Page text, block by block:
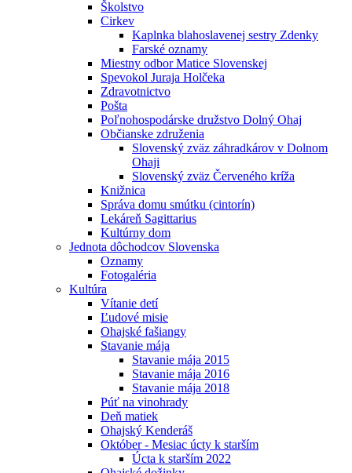
Školstvo
Cirkev
Kaplnka blahoslavenej sestry Zdenky
Farské oznamy
Miestny odbor Matice Slovenskej
Spevokol Juraja Holčeka
Zdravotnictvo
Pošta
Poľnohospodárske družstvo Dolný Ohaj
Občianske združenia
Slovenský zväz záhradkárov v Dolnom
Ohaji
Slovenský zväz Červeného kríža
Knižnica
Správa domu smútku (cintorín)
Lekáreň Sagittarius
Kultúrny dom
Jednota dôchodcov Slovenska
Oznamy
Fotogaléria
Kultúra
Vítanie detí
Ľudové misie
Ohajské fašiangy
Stavanie mája
Stavanie mája 2015
Stavanie mája 2016
Stavanie mája 2018
Púť na vinohrady
Deň matiek
Ohajský Kenderáš
Október - Mesiac úcty k starším
Úcta k starším 2022